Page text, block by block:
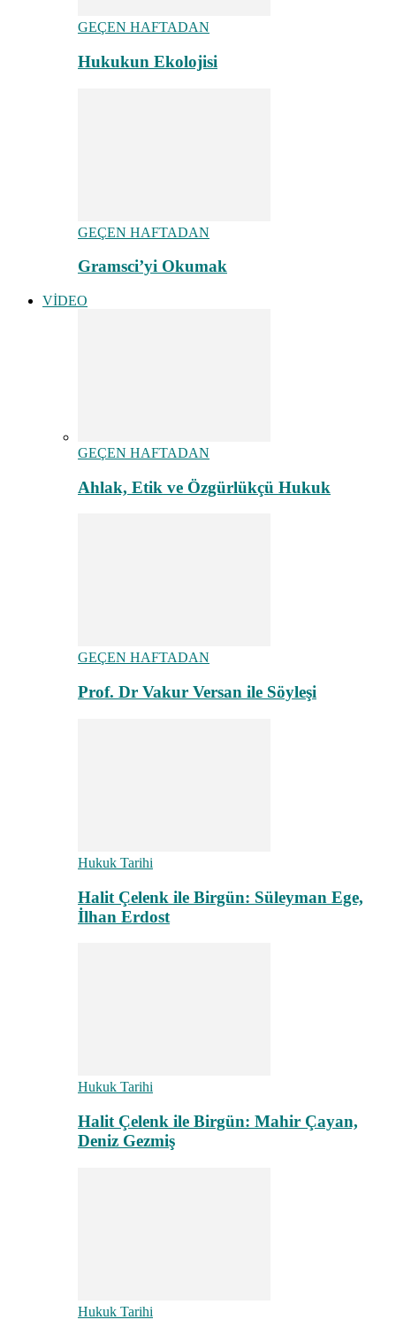
GEÇEN HAFTADAN
Hukukun Ekolojisi
GEÇEN HAFTADAN
Gramsci’yi Okumak
VİDEO
GEÇEN HAFTADAN
Ahlak, Etik ve Özgürlükçü Hukuk
GEÇEN HAFTADAN
Prof. Dr Vakur Versan ile Söyleşi
Hukuk Tarihi
Halit Çelenk ile Birgün: Süleyman Ege,
İlhan Erdost
Hukuk Tarihi
Halit Çelenk ile Birgün: Mahir Çayan,
Deniz Gezmiş
Hukuk Tarihi